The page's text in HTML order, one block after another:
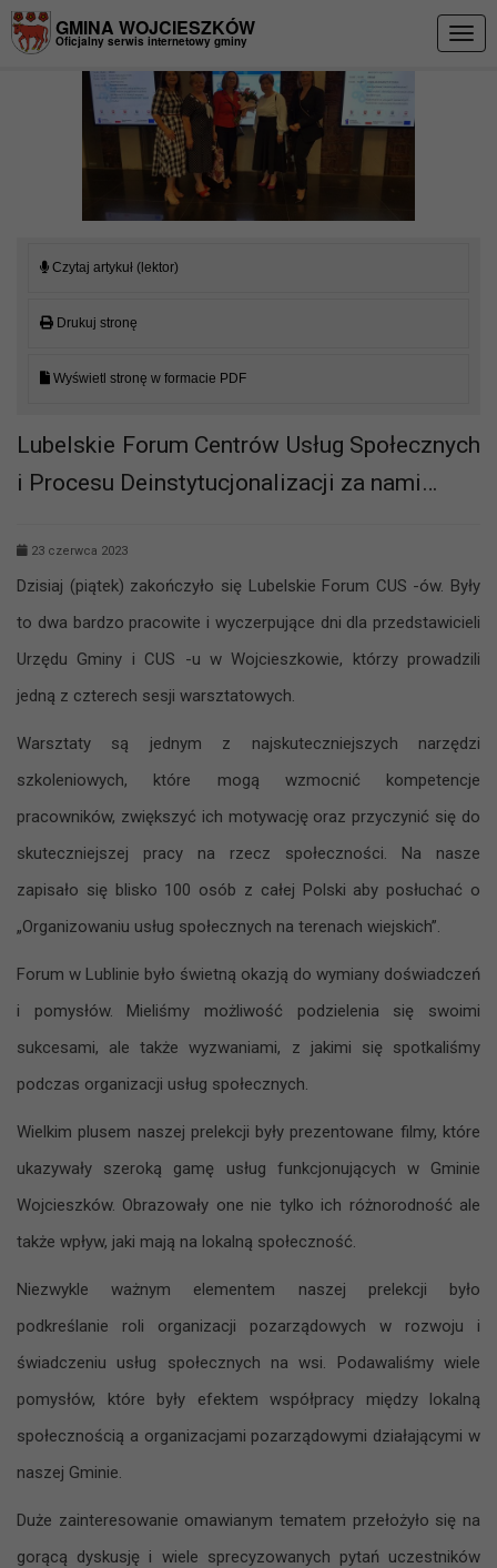
GMINA WOJCIESZKÓW
Oficjalny serwis internetowy gminy
Czytaj artykuł (lektor)
Drukuj stronę
Wyświetl stronę w formacie PDF
Lubelskie Forum Centrów Usług Społecznych
i Procesu Deinstytucjonalizacji za nami…
23 czerwca 2023
Dzisiaj (piątek) zakończyło się Lubelskie Forum CUS -ów. Były
to dwa bardzo pracowite i wyczerpujące dni dla przedstawicieli
Urzędu Gminy i CUS -u w Wojcieszkowie, którzy prowadzili
jedną z czterech sesji warsztatowych.
Warsztaty są jednym z najskuteczniejszych narzędzi
szkoleniowych, które mogą wzmocnić kompetencje
pracowników, zwiększyć ich motywację oraz przyczynić się do
skuteczniejszej pracy na rzecz społeczności. Na nasze
zapisało się blisko 100 osób z całej Polski aby posłuchać o
„Organizowaniu usług społecznych na terenach wiejskich”.
Forum w Lublinie było świetną okazją do wymiany doświadczeń
i pomysłów. Mieliśmy możliwość podzielenia się swoimi
sukcesami, ale także wyzwaniami, z jakimi się spotkaliśmy
podczas organizacji usług społecznych.
Wielkim plusem naszej prelekcji były prezentowane filmy, które
ukazywały szeroką gamę usług funkcjonujących w Gminie
Wojcieszków. Obrazowały one nie tylko ich różnorodność ale
także wpływ, jaki mają na lokalną społeczność.
Niezwykle ważnym elementem naszej prelekcji było
podkreślanie roli organizacji pozarządowych w rozwoju i
świadczeniu usług społecznych na wsi. Podawaliśmy wiele
pomysłów, które były efektem współpracy między lokalną
społecznością a organizacjami pozarządowymi działającymi w
naszej Gminie.
Duże zainteresowanie omawianym tematem przełożyło się na
gorącą dyskusję i wiele sprecyzowanych pytań uczestników